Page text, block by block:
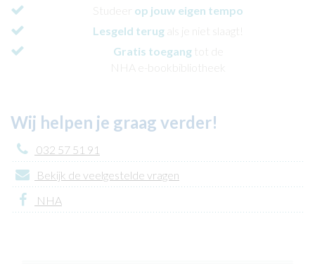
Studeer op jouw eigen tempo
Lesgeld terug als je niet slaagt!
Gratis toegangtot de
NHA e-bookbibliotheek
Wij helpen je graag verder!
032 57 51 91
Bekijk de veelgestelde vragen
NHA